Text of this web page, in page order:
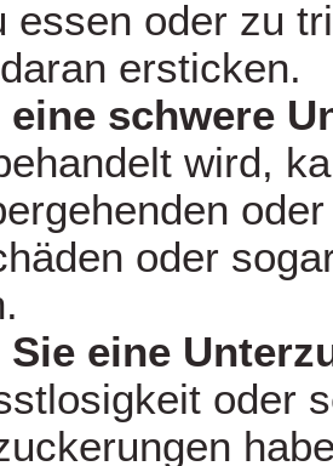
essen oder zu
ersticken.
eine schwere
wird,
oder
Sie eine
oder